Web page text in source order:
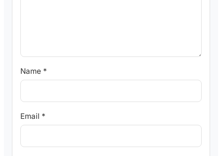
Name *
Email *